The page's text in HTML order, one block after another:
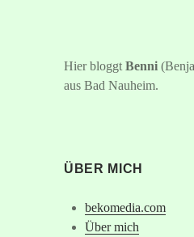
Hier bloggtBenni
aus Bad Nauheim.
ÜBER MICH
bekomedia.com
Über mich